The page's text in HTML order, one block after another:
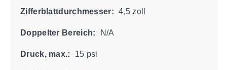
Zifferblattdurchmesser: 4,5 zoll
Doppelter Bereich: N/A
Druck, max.: 15 psi